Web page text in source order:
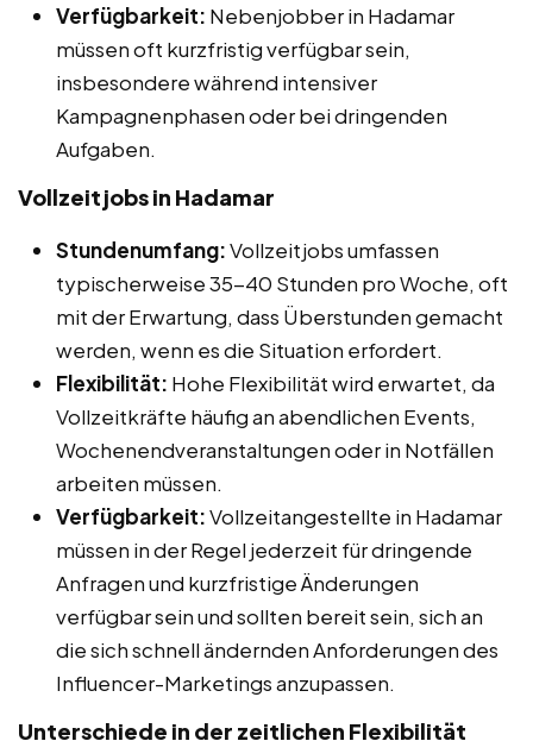
Verfügbarkeit: Nebenjobber in Hadamar
müssen oft kurzfristig verfügbar sein,
insbesondere während intensiver
Kampagnenphasen oder bei dringenden
Aufgaben.
Vollzeitjobs in Hadamar
Stundenumfang:Vollzeitjobs umfassen
typischerweise 35-40 Stunden pro Woche, oft
mit der Erwartung, dass Überstunden gemacht
werden, wenn es die Situation erfordert.
Flexibilität: Hohe Flexibilität wird erwartet, da
Vollzeitkräfte häufig an abendlichen Events,
Wochenendveranstaltungen oder in Notfällen
arbeiten müssen.
Verfügbarkeit:Vollzeitangestellte in Hadamar
müssen in der Regel jederzeit für dringende
Anfragen und kurzfristige Änderungen
verfügbar sein und sollten bereit sein, sich an
die sich schnell ändernden Anforderungen des
Influencer-Marketings anzupassen.
Unterschiede in der zeitlichen Flexibilität